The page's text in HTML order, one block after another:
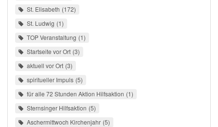
St. Elisabeth 172
St. Ludwig 1
TOP Veranstaltung 1
Startseite vor Ort 3
aktuell vor Ort 3
spiritueller Impuls 5
für alle 72 Stunden Aktion Hilfsaktion 1
Sternsinger Hilfsaktion 5
Aschermittwoch Kirchenjahr 5